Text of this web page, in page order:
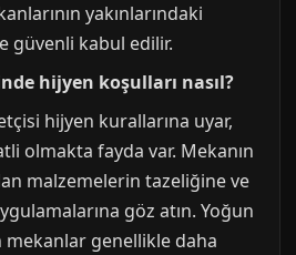
yakınlarındaki
güvenli kabul edilir.
hijyen koşulları nasıl?
hijyen kurallarına uyar,
olmakta fayda var. Mekanın
malzemelerin tazeliğine ve
göz atın. Yoğun
genellikle daha